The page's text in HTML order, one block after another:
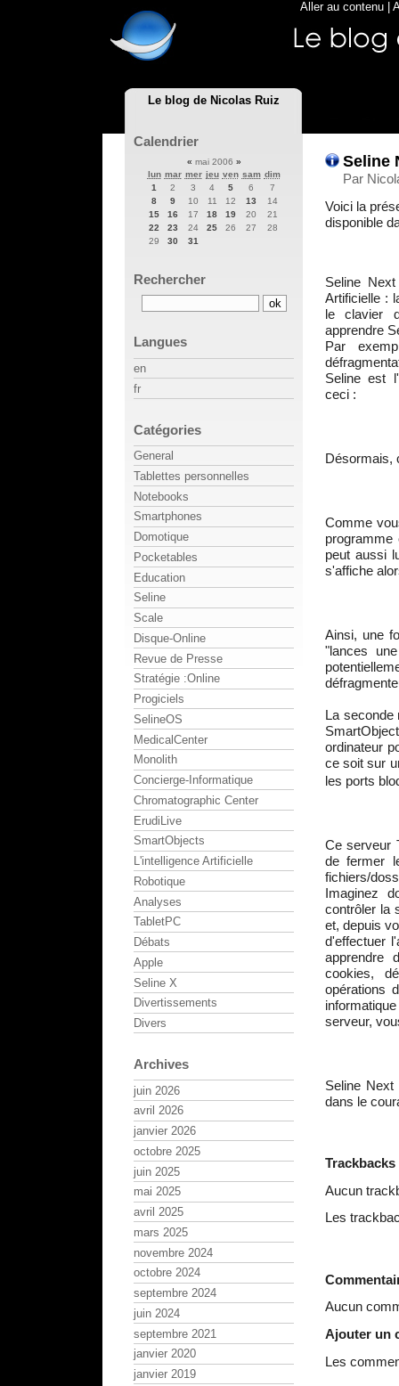
Le blog de Nicolas Ruiz
Aller au contenu
Seline
Par
Voici la
disponible
Seline
Artificielle :
le clavier
apprendre
Par
Seline est
ceci :
Désormais,
Comme
peut aussi
s'affiche
Ainsi, une
"lances
La seconde
ordinateur
ce soit sur
les ports
Ce serveur
de fermer
fichiers/
Imaginez
contrôler la
et, depuis
d'effectuer
apprendre
cookies,
opérations
serveur,
Seline
dans le
Trackbacks
Aucun
Les
Aucun
Ajouter un
Les
Calendrier
« mai 2006 »
lun mar mer jeu ven sam dim
1
2 3 4 5 6
7
8
9 10 11 12 13
14
15
16 17 18 19 20
21
22
23 24 25 26 27
28
29
30 31
Rechercher
Langues
en
fr
Catégories
General
Tablettes personnelles
Notebooks
Smartphones
Domotique
Pocketables
Education
Seline
Scale
Disque-Online
Revue de Presse
Stratégie :Online
Progiciels
SelineOS
MedicalCenter
Monolith
Concierge-Informatique
Chromatographic Center
ErudiLive
SmartObjects
L'intelligence Artificielle
Robotique
Analyses
TabletPC
Débats
Apple
Seline X
Divertissements
Divers
Archives
juin 2026
avril 2026
janvier 2026
octobre 2025
juin 2025
mai 2025
avril 2025
mars 2025
novembre 2024
octobre 2024
septembre 2024
juin 2024
septembre 2021
janvier 2020
janvier 2019